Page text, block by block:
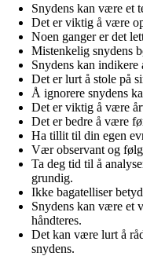
Snydens kan være et
Det er viktig å være
Noen ganger er det
Mistenkelig snydens
Snydens kan indikere
Det er lurt å stole på
Å ignorere snydens
Det er viktig å være
Det er bedre å være
Ha tillit til din egen
Vær observant og følg
Ta deg tid til å
grundig.
Ikke bagatelliser
Snydens kan være et
håndteres.
Det kan være lurt å
snydens.